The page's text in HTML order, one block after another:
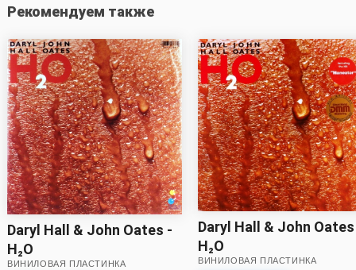
Рекомендуем также
Daryl Hall & John Oates -
H₂O
ВИНИЛОВАЯ ПЛАСТИНКА
Daryl Hall & John
H₂O
ВИНИЛОВАЯ ПЛАСТИНКА